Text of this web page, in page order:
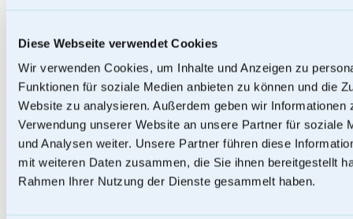
Diese Webseite verwendet Cookies
Wir verwenden Cookies, um Inhalte und Anzeigen zu
Funktionen für soziale Medien anbieten zu können und die
Website zu analysieren. Außerdem geben wir Informationen
Verwendung unserer Website an unsere Partner für soziale
und Analysen weiter. Unsere Partner führen diese
mit weiteren Daten zusammen, die Sie ihnen bereitgestellt
Rahmen Ihrer Nutzung der Dienste gesammelt haben.
Papierurnen